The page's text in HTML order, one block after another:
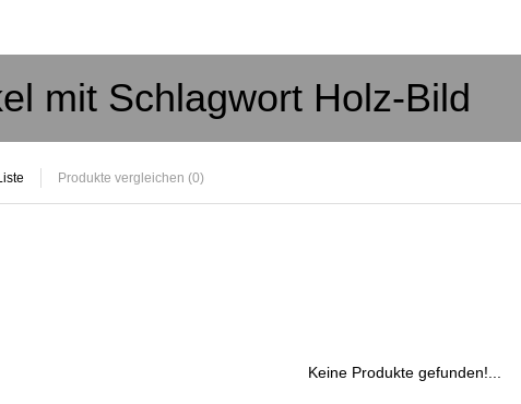
mit Schlagwort Holz-Bild
Produkte vergleichen (0)
Keine Produkte gefunden!...